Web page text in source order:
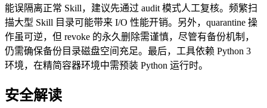
能误隔离正常 Skill，建议先通过 audit 模式人工复核。频繁扫
描大型 Skill 目录可能带来 I/O 性能开销。另外，quarantine 操
作虽可逆，但 revoke 的永久删除需谨慎，尽管有备份机制，
仍需确保备份目录磁盘空间充足。最后，工具依赖 Python 3
环境，在精简容器环境中需预装 Python 运行时。
安全解读